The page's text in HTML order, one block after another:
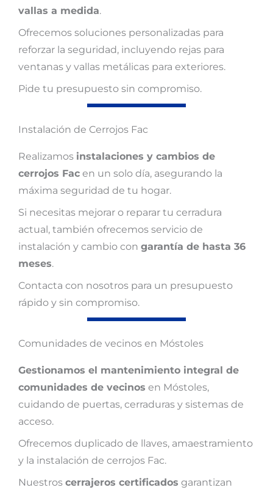
vallas a medida.
Ofrecemos soluciones personalizadas para
reforzar la seguridad, incluyendo rejas para
ventanas y vallas metálicas para exteriores.
Pide tu presupuesto sin compromiso.
Instalación de Cerrojos Fac
Realizamos instalaciones y cambios de
cerrojos Fac en un solo día, asegurando la
máxima seguridad de tu hogar.
Si necesitas mejorar o reparar tu cerradura
actual, también ofrecemos servicio de
instalación y cambio con garantía de hasta 36
meses.
Contacta con nosotros para un presupuesto
rápido y sin compromiso.
Comunidades de vecinos en Móstoles
Gestionamos el mantenimiento integral de
comunidades de vecinos en Móstoles,
cuidando de puertas, cerraduras y sistemas de
acceso.
Ofrecemos duplicado de llaves, amaestramiento
y la instalación de cerrojos Fac.
Nuestros cerrajeros certificados garantizan